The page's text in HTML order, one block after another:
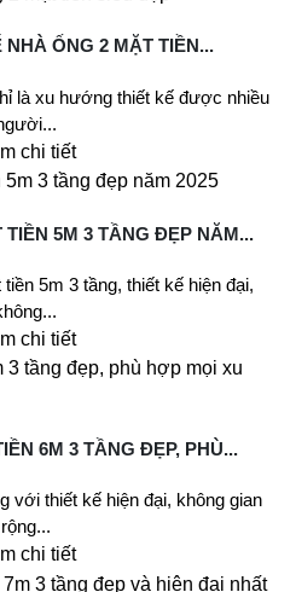
NHÀ ỐNG 2 MẶT TIỀN...
là xu hướng thiết kế được nhiều
chi tiết
5M 3 TẦNG ĐẸP NĂM...
5m 3 tầng, thiết kế hiện đại,
chi tiết
6M 3 TẦNG ĐẸP, PHÙ...
với thiết kế hiện đại, không gian
rộng...
chi tiết